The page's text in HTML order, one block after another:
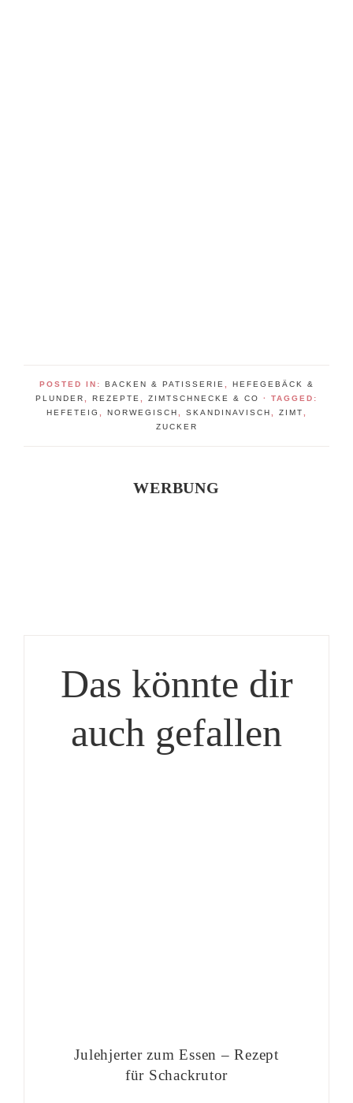
POSTED IN: BACKEN & PATISSERIE
HEFEGEBÄCK &
PLUNDER
REZEPTE ZIMTSCHNECKE & CO
· TAGGED:
HEFETEIG
NORWEGISCH SKANDINAVISCH ZIMT
ZUCKER
WERBUNG
Das könnte dir
auch gefallen
Julehjerter zum Essen – Rezept
für Schackrutor